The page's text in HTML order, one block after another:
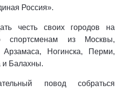
Россия».
честь своих городов на
спортсменам из Москвы,
Ногинска, Перми,
и Балахны.
повод собраться